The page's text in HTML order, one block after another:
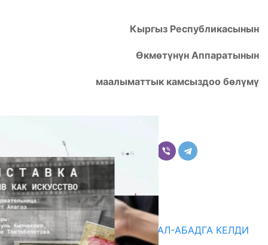
Кыргыз Республикасынын
Өкмөтүнүн Аппаратынын
маалыматтык камсыздоо бөлүмү
Комментарийлер
Акыркы жаңылыктар
«БИРИМДИК КЕРБЕНИ» ЖАЛАЛ-АБАДГА КЕЛДИ